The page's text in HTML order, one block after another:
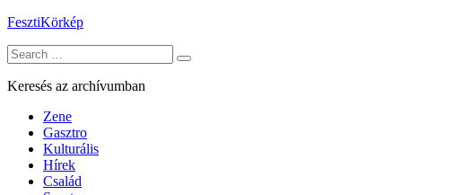
Skip
content
FesztiKörkép
Search
for:
Keresés az archívumban
Zene
Gasztro
Kulturális
Hírek
Család